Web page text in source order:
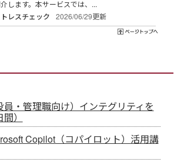
します。本サービスでは、...
レスチェック
2026/06/29更新
員・管理職向け）インテグリティを
）
Copilot（コパイロット）活用講